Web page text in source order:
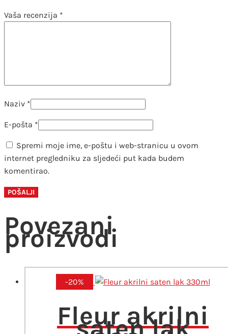
Vaša recenzija *
Naziv *
E-pošta *
Spremi moje ime, e-poštu i web-stranicu u ovom
internet pregledniku za sljedeći put kada budem
komentirao.
Povezani
proizvodi
-20%
Fleur akrilni